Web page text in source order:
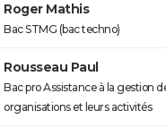
Roger Mathis
Bac STMG (bac techno)
Rousseau Paul
Bac pro Assistance à la gestion
organisations et leurs activités